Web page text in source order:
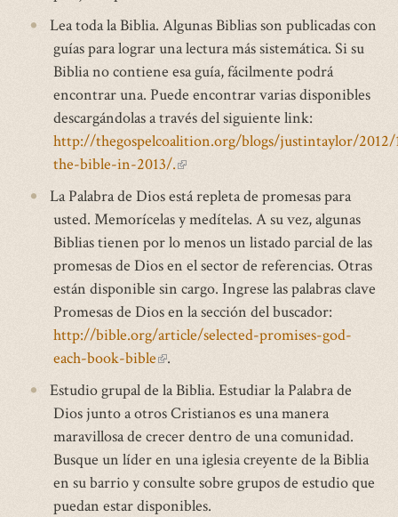
Lea toda la Biblia. Algunas Biblias son publicadas con
guías para lograr una lectura más sistemática. Si su
Biblia no contiene esa guía, fácilmente podrá
encontrar una. Puede encontrar varias disponibles
descargándolas a través del siguiente link:
http://thegospelcoalition.org/blogs/justintaylor/
the-bible-in-2013/.
(link
is
external)
La Palabra de Dios está repleta de promesas para
usted. Memorícelas y medítelas. A su vez, algunas
Biblias tienen por lo menos un listado parcial de las
promesas de Dios en el sector de referencias. Otras
están disponible sin cargo. Ingrese las palabras clave
Promesas de Dios en la sección del buscador:
http://bible.org/article/selected-promises-god-
each-book-bible
(link
is
external)
.
Estudio grupal de la Biblia. Estudiar la Palabra de
Dios junto a otros Cristianos es una manera
maravillosa de crecer dentro de una comunidad.
Busque un líder en una iglesia creyente de la Biblia
en su barrio y consulte sobre grupos de estudio que
puedan estar disponibles.